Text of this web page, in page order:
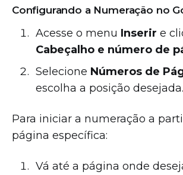
Configurando a Numeração no
Acesse o menu Inserir e
Cabeçalho e número de
Selecione Números de
escolha a posição desejada.
Para iniciar a numeração a
página específica:
Vá até a página onde